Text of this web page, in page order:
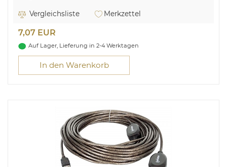
Vergleichsliste Merkzettel
7,07 EUR
Auf Lager, Lieferung in 2-4 Werktagen
In den Warenkorb